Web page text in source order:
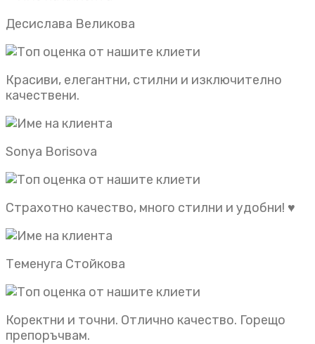
Десислава Великова
Красиви, елегантни, стилни и изключително
качествени.
Sonya Borisova
Страхотно качество, много стилни и удобни! ♥️
Теменуга Стойкова
Коректни и точни. Отлично качество. Горещо
препоръчвам.